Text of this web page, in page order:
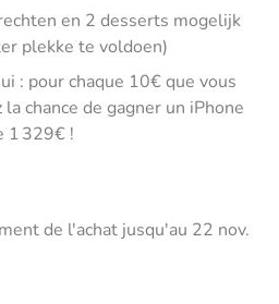
en 2 desserts mogelijk
plekke te voldoen)
: pour chaque 10€ que vous
chance de gagner un iPhone
1 329€ !
de l'achat jusqu'au 22 nov.